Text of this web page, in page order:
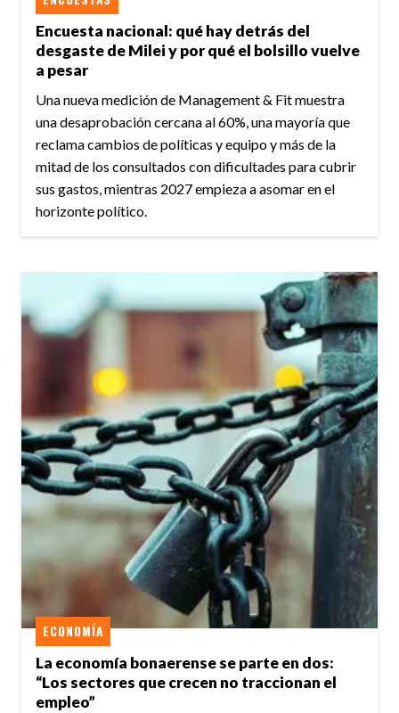
Encuesta nacional: qué hay detrás del
desgaste de Milei y por qué el bolsillo vuelve
a pesar
Una nueva medición de Management & Fit muestra
una desaprobación cercana al 60%, una mayoría que
reclama cambios de políticas y equipo y más de la
mitad de los consultados con dificultades para cubrir
sus gastos, mientras 2027 empieza a asomar en el
horizonte político.
La economía bonaerense se parte en dos:
“Los sectores que crecen no traccionan el
empleo”
ECONOMÍA